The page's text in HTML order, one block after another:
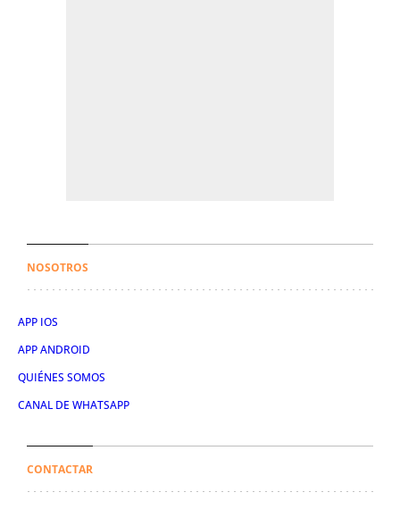
NOSOTROS
APP IOS
APP ANDROID
QUIÉNES SOMOS
CANAL DE WHATSAPP
CONTACTAR